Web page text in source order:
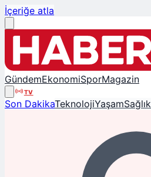
İçeriğe atla
GündemEkonomiSporMagazin
TV
Son DakikaTeknolojiYaşamSağlık